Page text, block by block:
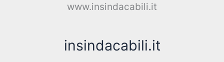
www.insindacabili.it
insindacabili.it